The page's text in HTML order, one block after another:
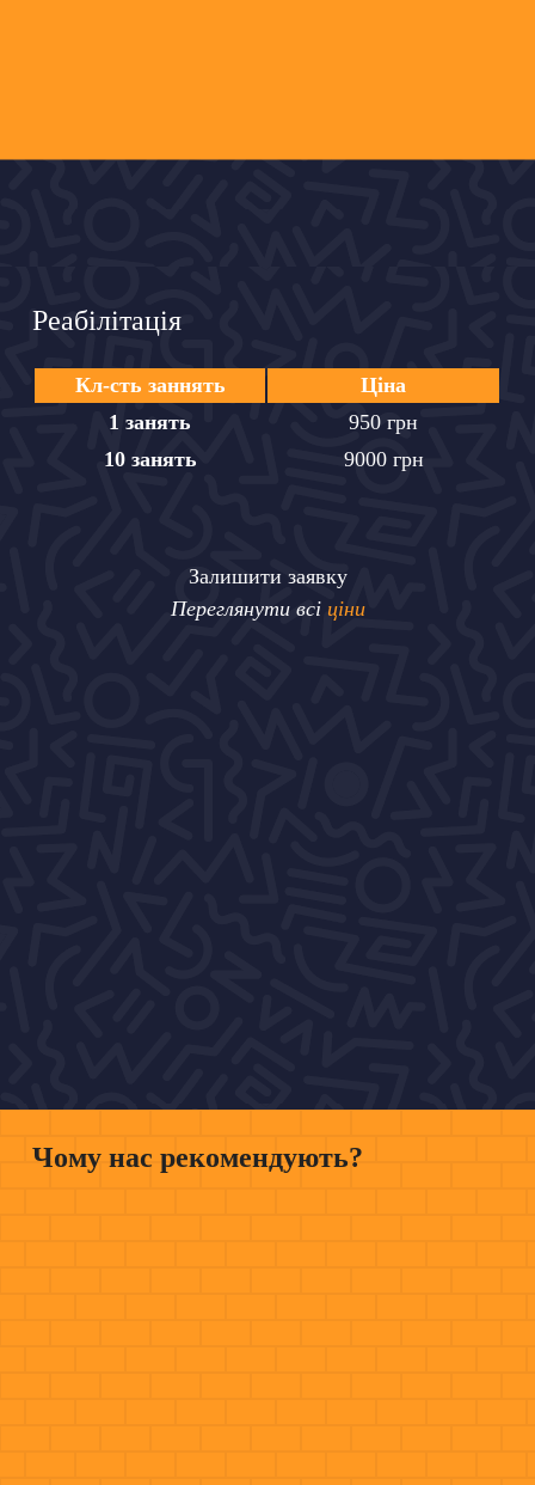
Реабілітація
Кл-сть заннять
Цiна
1 занять
950 грн
10 занять
9000 грн
Залишити заявку
Переглянути всі ціни
Чому нас рекомендують?